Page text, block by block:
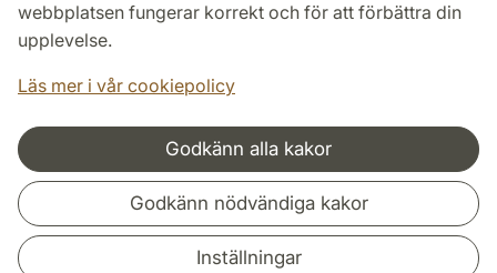
webbplatsen fungerar korrekt och för att förbättra din
upplevelse.
Läs mer i vår cookiepolicy
Godkänn alla kakor
Godkänn nödvändiga kakor
Inställningar
Följ oss i sociala medier
Samarbeten och nätverk